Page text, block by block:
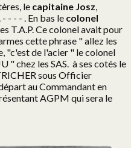
le capitaine Josz,
- - - . En bas le colonel
T.A.P. Ce colonel avait pour
cette phrase " allez les
"c'est de l'acier " le colonel
" chez les SAS. à ses cotés le
sous Officier
au Commandant en
AGPM qui sera le